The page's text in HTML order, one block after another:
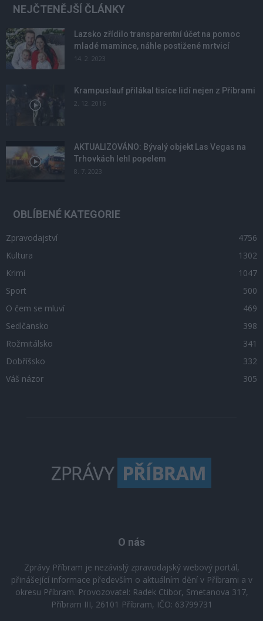
NEJČTENĚJŠÍ ČLÁNKY
Lazsko zřídilo transparentní účet na pomoc
mladé mamince, náhle postižené mrtvicí
14. 2. 2023
Krampuslauf přilákal tisíce lidí nejen z Příbrami
2. 12. 2016
AKTUALIZOVÁNO: Bývalý objekt Las Vegas na
Trhovkách lehl popelem
8. 7. 2023
OBLÍBENÉ KATEGORIE
Zpravodajství
4756
Kultura
1302
Krimi
1047
Sport
500
O čem se mluví
469
Sedlčansko
398
Rožmitálsko
341
Dobříšsko
332
Váš názor
305
O nás
Zprávy Příbram je nezávislý zpravodajský webový portál,
přinášející informace především o aktuálním dění v Příbrami a v
okresu Příbram. Provozovatel: Radek Ctibor, Smetanova 317,
Příbram III, 26101 Příbram, IČO: 63799731